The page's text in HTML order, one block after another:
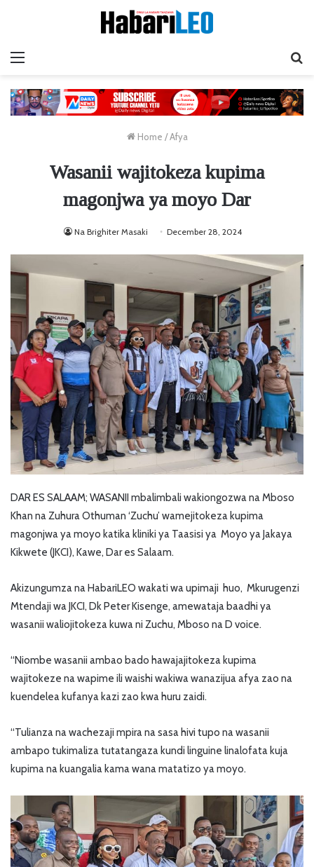
Home / Afya
Wasanii wajitokeza kupima
magonjwa ya moyo Dar
Na Brighiter Masaki December 28, 2024
DAR ES SALAAM; WASANII mbalimbali wakiongozwa na Mboso
Khan na Zuhura Othuman ‘Zuchu’ wamejitokeza kupima
magonjwa ya moyo katika kliniki ya Taasisi ya Moyo ya Jakaya
Kikwete (JKCI), Kawe, Dar es Salaam.
Akizungumza na HabariLEO wakati wa upimaji huo, Mkurugenzi
Mtendaji wa JKCI, Dk Peter Kisenge, amewataja baadhi ya
wasanii waliojitokeza kuwa ni Zuchu, Mboso na D voice.
“Niombe wasanii ambao bado hawajajitokeza kupima
wajitokeze na wapime ili waishi wakiwa wanazijua afya zao na
kuendelea kufanya kazi zao kwa huru zaidi.
“Tulianza na wachezaji mpira na sasa hivi tupo na wasanii
ambapo tukimaliza tutatangaza kundi linguine linalofata kuja
kupima na kuangalia kama wana matatizo ya moyo.